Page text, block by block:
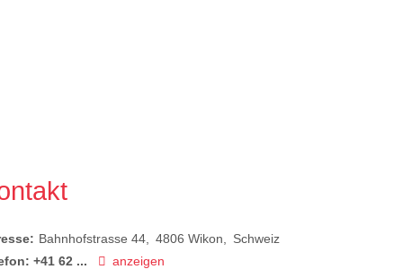
Bahnhofstrasse 44 4806 Wikon
Schweiz
+41 62 ... anzeigen